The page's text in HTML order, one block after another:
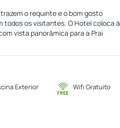
o requinte e o bom gosto
todos os visitantes. O Hotel coloca à
vista panorâmica para a Prai
Exterior Wifi Gratuito